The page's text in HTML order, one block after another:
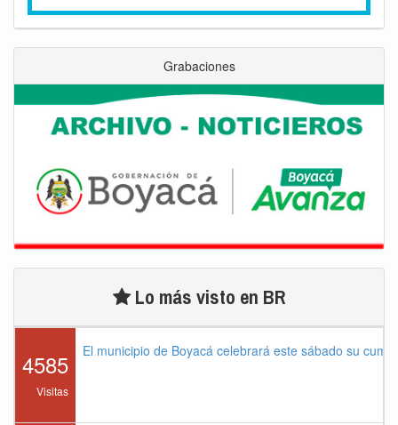
Grabaciones
Lo más visto en BR
4585
Visitas
El municipio de Boyacá celebrará este sábado su